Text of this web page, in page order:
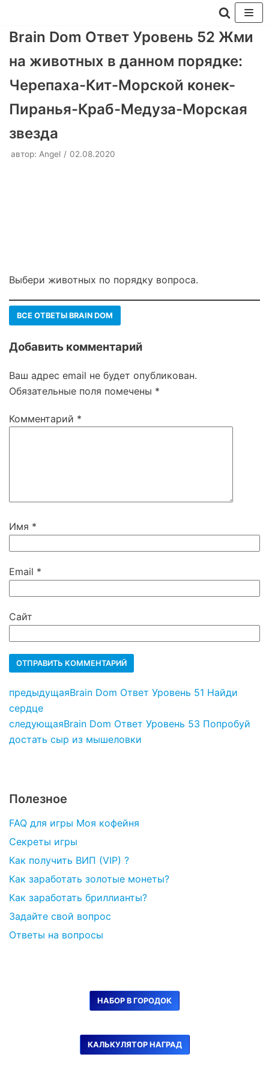
Перейти
содержимому
Brain Dom Ответ Уровень 52 Жми
на животных в данном порядке:
Черепаха-Кит-Морской конек-
Пиранья-Краб-Медуза-Морская
звезда
автор: Angel 02.08.2020
Выбери животных по порядку вопроса.
ВСЕ ОТВЕТЫ BRAIN DOM
Добавить комментарий
Ваш адрес email не будет опубликован.
Обязательные поля помечены *
Комментарий *
Имя *
Email *
Сайт
предыдущаяBrain Dom Ответ Уровень 51 Найди
сердце
следующаяBrain Dom Ответ Уровень 53 Попробуй
достать сыр из мышеловки
Полезное
FAQ для игры Моя кофейня
Секреты игры
Как получить ВИП (VIP) ?
Как заработать золотые монеты?
Как заработать бриллианты?
Задайте свой вопрос
Ответы на вопросы
НАБОР В ГОРОДОК
КАЛЬКУЛЯТОР НАГРАД